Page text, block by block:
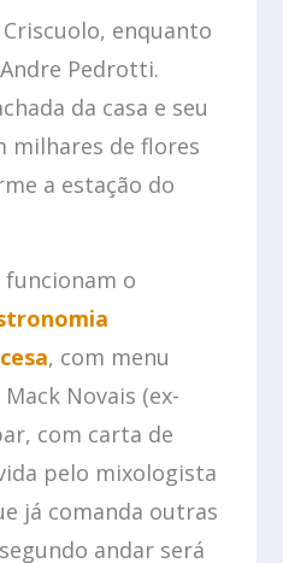
enquanto
Pedrotti.
da casa e seu
milhares de flores
a estação do
o
, com menu
Novais (ex-
com carta de
pelo mixologista
já comanda outras
andar será